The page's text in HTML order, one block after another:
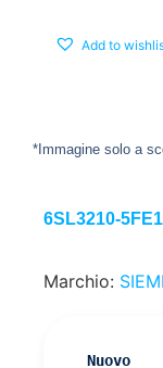
Add to
*Immagine solo a
6SL3210-
Marchio:
Nuovo